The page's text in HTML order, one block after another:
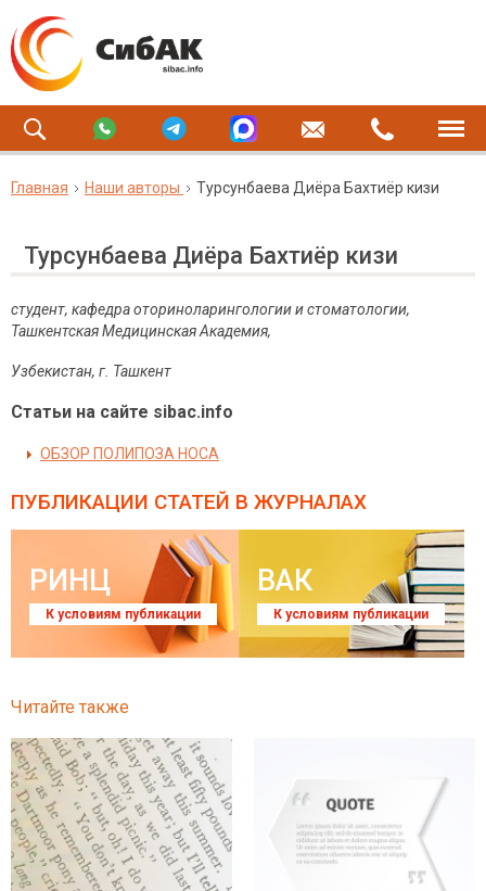
Главная Наши авторы Турсунбаева Диёра Бахтиёр кизи
Турсунбаева Диёра Бахтиёр кизи
студент, кафедра оториноларингологии и стоматологии,
Ташкентская Медицинская Академия,
Узбекистан, г. Ташкент
Статьи на сайте sibac.info
ОБЗОР ПОЛИПОЗА НОСА
ПУБЛИКАЦИИ СТАТЕЙ В ЖУРНАЛАХ
РИНЦ
К условиям публикации
ВАК
К условиям публикации
Читайте также